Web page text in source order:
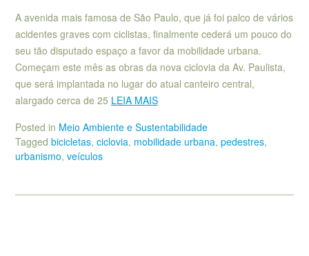
A avenida mais famosa de São Paulo, que já foi palco de vários
acidentes graves com ciclistas, finalmente cederá um pouco do
seu tão disputado espaço a favor da mobilidade urbana.
Começam este mês as obras da nova ciclovia da Av. Paulista,
que será implantada no lugar do atual canteiro central,
alargado cerca de 25 LEIA MAIS
Posted in Meio Ambiente e Sustentabilidade
Tagged bicicletas, ciclovia, mobilidade urbana, pedestres,
urbanismo, veículos